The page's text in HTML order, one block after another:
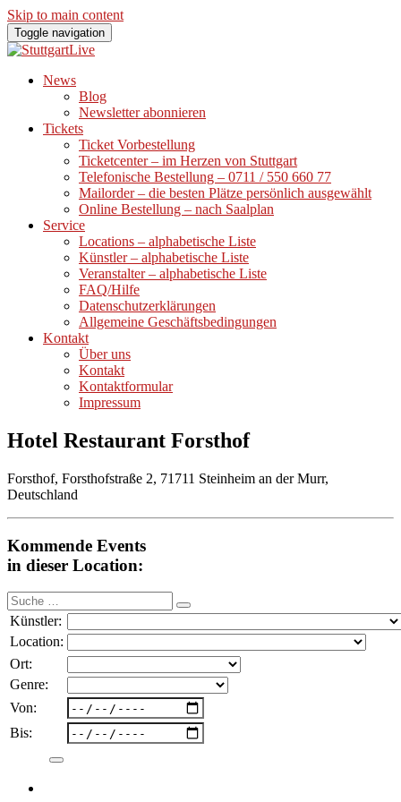
Skip to main content
Toggle navigation
News
Blog
Newsletter abonnieren
Tickets
Ticket Vorbestellung
Ticketcenter – im Herzen von Stuttgart
Telefonische Bestellung – 0711 / 550 660 77
Mailorder – die besten Plätze persönlich ausgewählt
Online Bestellung – nach Saalplan
Service
Locations – alphabetische Liste
Künstler – alphabetische Liste
Veranstalter – alphabetische Liste
FAQ/Hilfe
Datenschutzerklärungen
Allgemeine Geschäftsbedingungen
Kontakt
Über uns
Kontakt
Kontaktformular
Impressum
Hotel Restaurant Forsthof
Forsthof, Forsthofstraße 2, 71711 Steinheim an der Murr,
Deutschland
Kommende Events
in dieser Location:
Suche
nach:
Künstler:
Location:
Ort:
Genre:
Von:
Bis: